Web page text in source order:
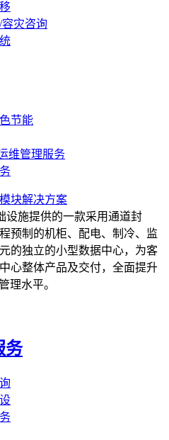
灾咨询
节能
维管理服务
块解决方案
设施提供的一款采用通道封
预制的机柜、配电、制冷、监
的独立的小型数据中心，为客
心整体产品及交付，全面提升
理水平。
务